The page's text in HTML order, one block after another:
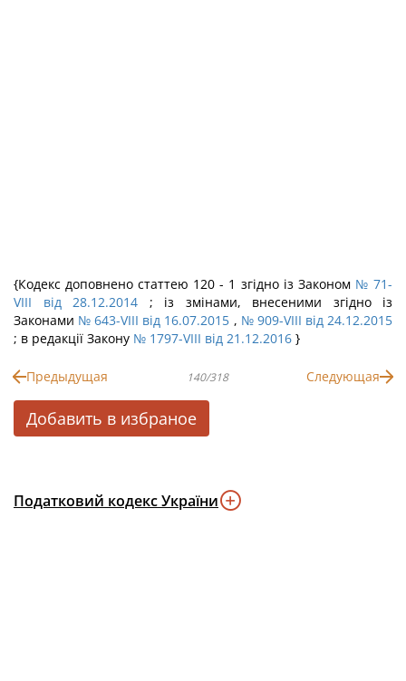
{Кодекс доповнено статтею 120 - 1 згідно із Законом № 71-
VIII від 28.12.2014 ; із змінами, внесеними згідно із
Законами № 643-VIII від 16.07.2015 , № 909-VIII від 24.12.2015
; в редакції Закону № 1797-VIII від 21.12.2016 }
Предыдущая 140/318 Следующая
Добавить в избраное
Податковий кодекс України